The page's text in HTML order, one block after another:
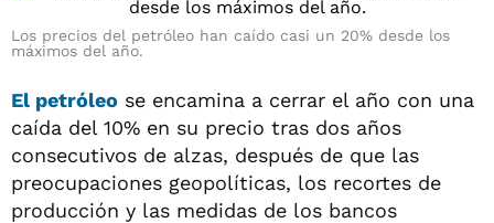
Los precios del petróleo han caído casi un 20% desde los
máximos del año.
El petróleo se encamina a cerrar el año con una
caída del 10% en su precio tras dos años
consecutivos de alzas, después de que las
preocupaciones geopolíticas, los recortes de
producción y las medidas de los bancos